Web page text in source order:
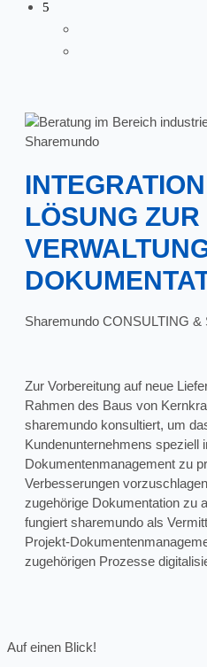
LÖSUNG ZUR
Sharemundo CONSULTING &
Zur Vorbereitung auf neue
Rahmen des Baus von
sharemundo konsultiert, um
Kundenunternehmens speziell
Dokumentenmanagement zu
Verbesserungen
zugehörige Dokumentation zu
fungiert sharemundo als
Projekt-
zugehörigen Prozesse
Auf einen Blick!